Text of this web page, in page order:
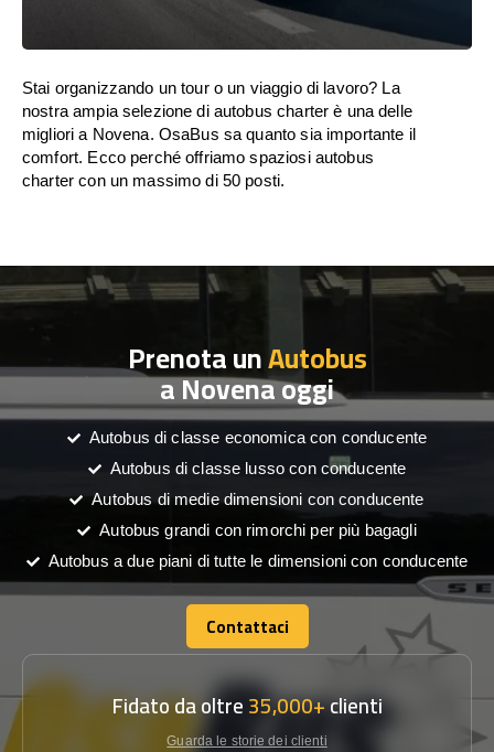
Stai organizzando un tour o un viaggio di lavoro? La
nostra ampia selezione di autobus charter è una delle
migliori a Novena. OsaBus sa quanto sia importante il
comfort. Ecco perché offriamo spaziosi autobus
charter con un massimo di 50 posti.
Prenota unAutobus
a Novena oggi
Autobus di classe economica con conducente
Autobus di classe lusso con conducente
Autobus di medie dimensioni con conducente
Autobus grandi con rimorchi per più bagagli
Autobus a due piani di tutte le dimensioni con conducente
Contattaci
Contattaci
Fidato da oltre35,000+clienti
Guarda le storie dei clienti